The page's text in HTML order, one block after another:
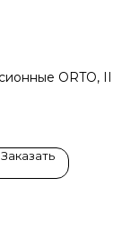
ORTO, II
Заказать